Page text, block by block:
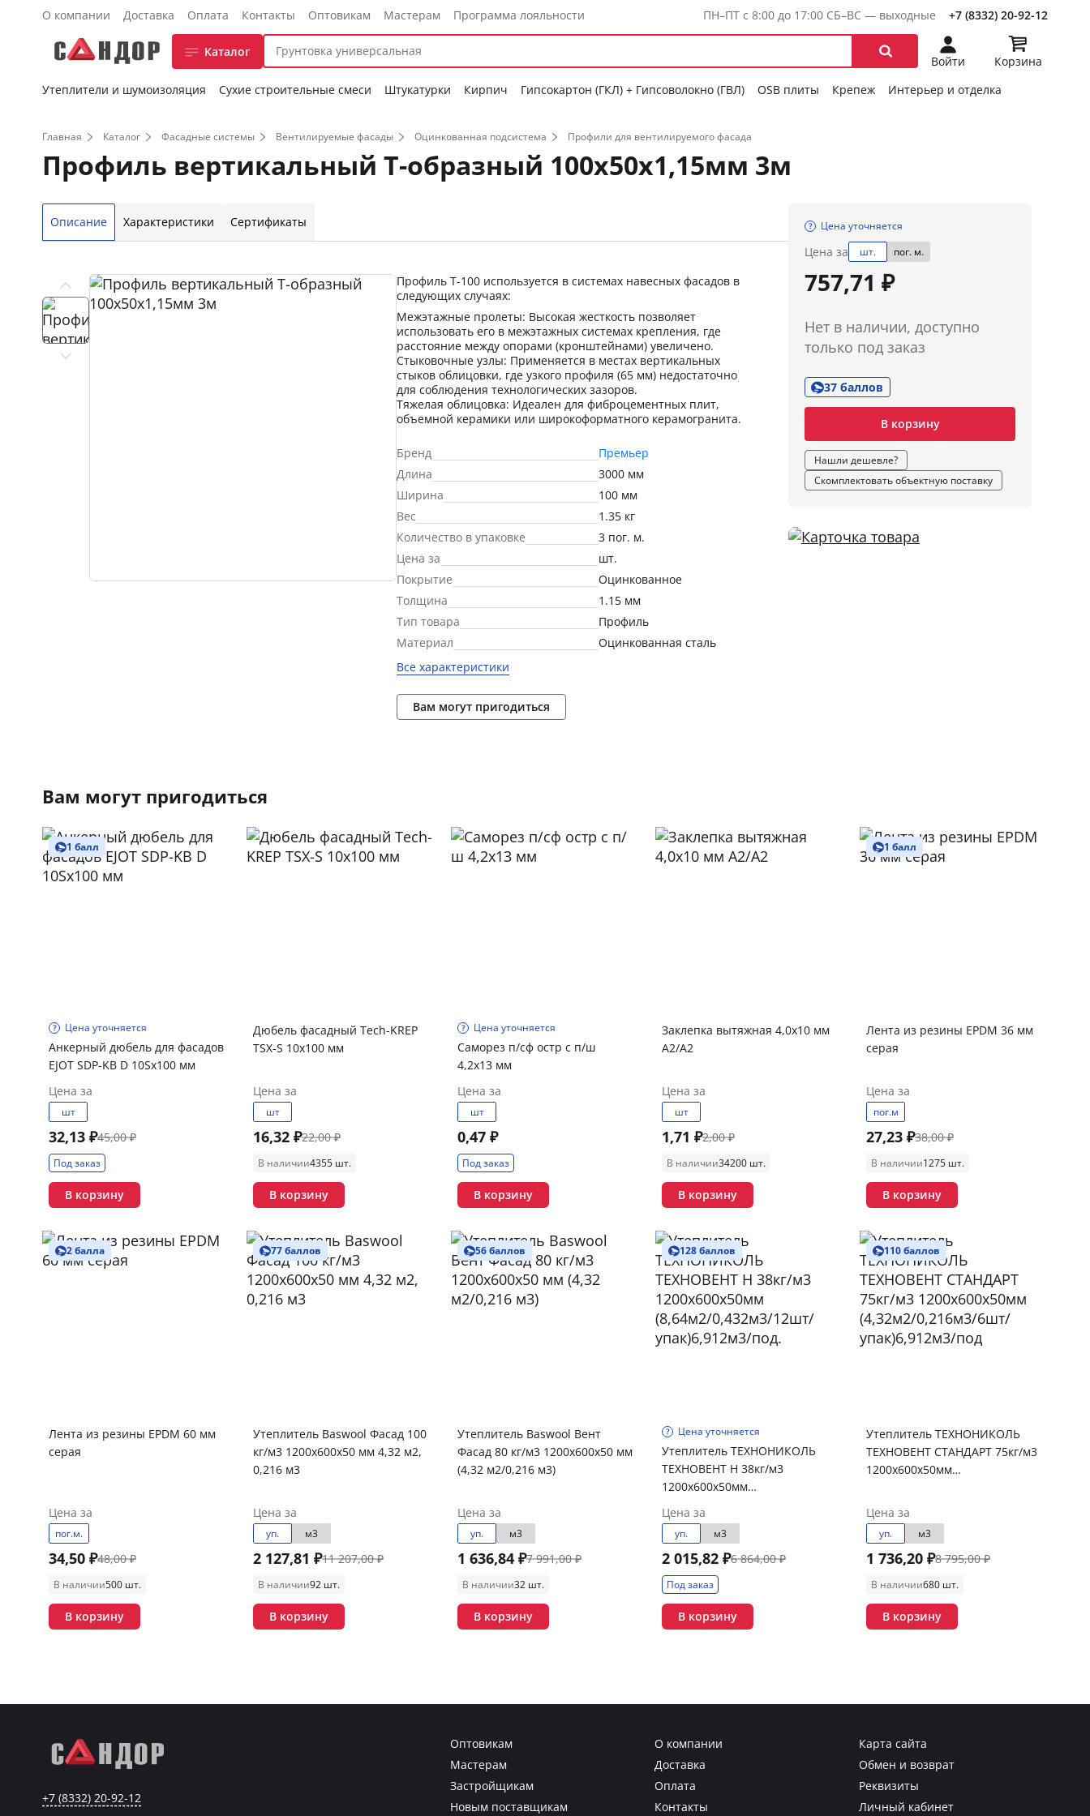
О компании Доставка Оплата Контакты Оптовикам Мастерам Программа лояльности ПН–ПТ с 8:00 до 17:00 СБ–ВС — выходные +7 (8332) 20-92-12
Каталог
Войти
Корзина
Утеплители и шумоизоляция
Сухие строительные смеси Штукатурки Кирпич Гипсокартон (ГКЛ) + Гипсоволокно (ГВЛ) OSB плиты Крепеж Интерьер и отделка
Главная Каталог Фасадные системы Вентилируемые фасады Оцинкованная подсистема Профили для вентилируемого фасада
Профиль вертикальный Т-образный 100х50х1,15мм 3м
Описание Характеристики Сертификаты
Профиль Т-100 используется в системах навесных фасадов в
следующих случаях:
Межэтажные пролеты: Высокая жесткость позволяет
использовать его в межэтажных системах крепления, где
расстояние между опорами (кронштейнами) увеличено.
Стыковочные узлы: Применяется в местах вертикальных
стыков облицовки, где узкого профиля (65 мм) недостаточно
для соблюдения технологических зазоров.
Тяжелая облицовка: Идеален для фиброцементных плит,
объемной керамики или широкоформатного керамогранита.
Бренд
Премьер
Длина
3000 мм
Ширина
100 мм
Вес
1.35 кг
Количество в упаковке
3 пог. м.
Цена за
шт.
Покрытие
Оцинкованное
Толщина
1.15 мм
Тип товара
Профиль
Материал
Оцинкованная сталь
Все характеристики
Вам могут пригодиться
Цена уточняется
Цена за шт. пог. м.
757,71 ₽
Нет в наличии, доступно
только под заказ
37 баллов
В корзину
Нашли дешевле?
Скомплектовать объектную поставку
Вам могут пригодиться
1 балл
Цена уточняется
Анкерный дюбель для фасадов
EJOT SDP-KB D 10Sх100 мм
Цена за
шт
32,13 ₽45,00 ₽
Под заказ
В корзину
Дюбель фасадный Tech-KREP
TSХ-S 10х100 мм
Цена за
шт
16,32 ₽22,00 ₽
В наличии4355 шт.
В корзину
Цена уточняется
Саморез п/сф остр с п/ш
4,2х13 мм
Цена за
шт
0,47 ₽
Под заказ
В корзину
Заклепка вытяжная 4,0х10 мм
А2/А2
Цена за
шт
1,71 ₽2,00 ₽
В наличии34200 шт.
В корзину
1 балл
Лента из резины EPDM 36 мм
серая
Цена за
пог.м
27,23 ₽38,00 ₽
В наличии1275 шт.
В корзину
2 балла
Лента из резины EPDM 60 мм
серая
Цена за
пог.м.
34,50 ₽48,00 ₽
В наличии500 шт.
В корзину
77 баллов
Утеплитель Baswool Фасад 100
кг/м3 1200х600х50 мм 4,32 м2,
0,216 м3
Цена за
уп. м3
2 127,81 ₽11 207,00 ₽
В наличии92 шт.
В корзину
56 баллов
Утеплитель Baswool Вент
Фасад 80 кг/м3 1200х600х50 мм
(4,32 м2/0,216 м3)
Цена за
уп. м3
1 636,84 ₽7 991,00 ₽
В наличии32 шт.
В корзину
128 баллов
Цена уточняется
Утеплитель ТЕХНОНИКОЛЬ
ТЕХНОВЕНТ Н 38кг/м3
1200х600х50мм
упак)6,912м3/под.
Цена за
уп. м3
2 015,82 ₽6 864,00 ₽
Под заказ
В корзину
110 баллов
Утеплитель ТЕХНОНИКОЛЬ
ТЕХНОВЕНТ СТАНДАРТ 75кг/м3
1200х600х50мм
упак)6,912м3/под
Цена за
уп. м3
1 736,20 ₽8 795,00 ₽
В наличии680 шт.
В корзину
+7 (8332) 20-92-12
Оптовикам
Мастерам
Застройщикам
Новым поставщикам
О компании
Доставка
Оплата
Контакты
Карта сайта
Обмен и возврат
Реквизиты
Личный кабинет